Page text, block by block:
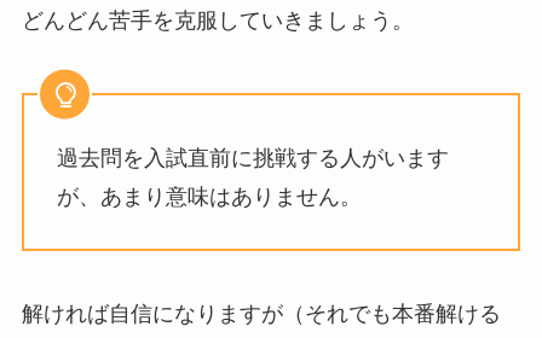
どんどん苦手を克服していきましょう。
過去問を入試直前に挑戦する人がいます
が、あまり意味はありません。
解ければ自信になりますが（それでも本番解ける